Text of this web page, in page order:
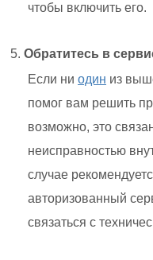
чтобы включить его.
Обратитесь в
Если ни один из
помог вам решить
возможно, это
неисправностью
случае
авторизованный
связаться с